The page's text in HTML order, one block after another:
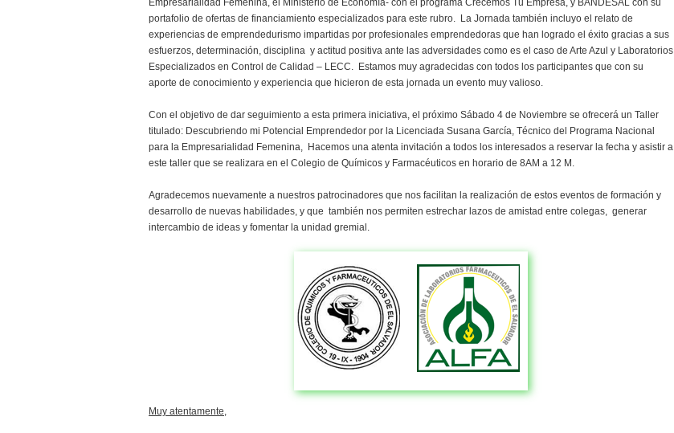
Empresarialidad Femenina, el Ministerio de Economía- con el programa Crecemos Tu Empresa, y BANDESAL con su
portafolio de ofertas de financiamiento especializados para este rubro. La Jornada también incluyo el relato de
experiencias de emprendedurismo impartidas por profesionales emprendedoras que han logrado el éxito gracias a sus
esfuerzos, determinación, disciplina y actitud positiva ante las adversidades como es el caso de Arte Azul y Laboratorios
Especializados en Control de Calidad – LECC. Estamos muy agradecidas con todos los participantes que con su
aporte de conocimiento y experiencia que hicieron de esta jornada un evento muy valioso.
Con el objetivo de dar seguimiento a esta primera iniciativa, el próximo Sábado 4 de Noviembre se ofrecerá un Taller
titulado: Descubriendo mi Potencial Emprendedor por la Licenciada Susana García, Técnico del Programa Nacional
para la Empresarialidad Femenina, Hacemos una atenta invitación a todos los interesados a reservar la fecha y asistir a
este taller que se realizara en el Colegio de Químicos y Farmacéuticos en horario de 8AM a 12 M.
Agradecemos nuevamente a nuestros patrocinadores que nos facilitan la realización de estos eventos de formación y
desarrollo de nuevas habilidades, y que también nos permiten estrechar lazos de amistad entre colegas, generar
intercambio de ideas y fomentar la unidad gremial.
Muy atentamente,